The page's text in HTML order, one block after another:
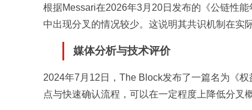
根据Messari在2026年3月20日发布的《公链性
中出现分叉的情况较少。这说明其共识机制在实
媒体分析与技术评价
2024年7月12日，The Block发布了一篇名为《
点与快速确认流程，可以在一定程度上降低分叉